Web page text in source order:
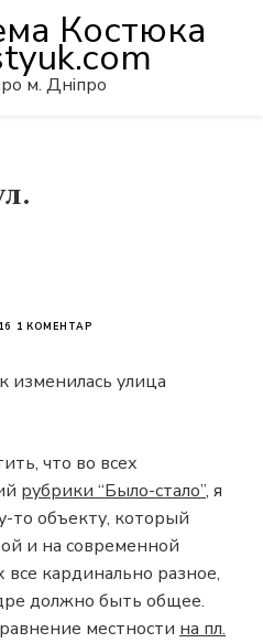
Костюка
м. Дніпро
1 КОМЕНТАР
УЛ.
изменилась улица
что во всех
рубрики “Было-стало”, я
то объекту, который
и на современной
кардинально разное,
должно быть общее.
местности на пл.